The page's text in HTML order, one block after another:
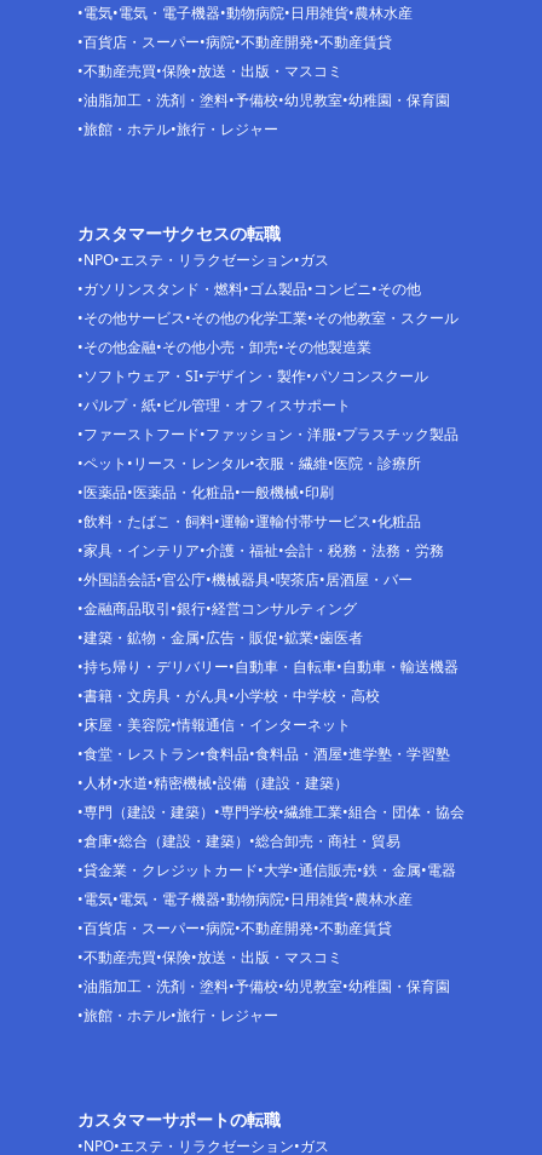
電気 電気・電子機器 動物病院 日用雑貨 農林水産
百貨店・スーパー 病院 不動産開発 不動産賃貸
不動産売買 保険 放送・出版・マスコミ
油脂加工・洗剤・塗料 予備校 幼児教室 幼稚園・保育園
旅館・ホテル 旅行・レジャー
カスタマーサクセスの転職
NPO エステ・リラクゼーション ガス
ガソリンスタンド・燃料 ゴム製品 コンビニ その他
その他サービス その他の化学工業 その他教室・スクール
その他金融 その他小売・卸売 その他製造業
ソフトウェア・SI デザイン・製作 パソコンスクール
パルプ・紙 ビル管理・オフィスサポート
ファーストフード ファッション・洋服 プラスチック製品
ペット リース・レンタル 衣服・繊維 医院・診療所
医薬品 医薬品・化粧品 一般機械 印刷
飲料・たばこ・飼料 運輸 運輸付帯サービス 化粧品
家具・インテリア 介護・福祉 会計・税務・法務・労務
外国語会話 官公庁 機械器具 喫茶店 居酒屋・バー
金融商品取引 銀行 経営コンサルティング
建築・鉱物・金属 広告・販促 鉱業 歯医者
持ち帰り・デリバリー 自動車・自転車 自動車・輸送機器
書籍・文房具・がん具 小学校・中学校・高校
床屋・美容院 情報通信・インターネット
食堂・レストラン 食料品 食料品・酒屋 進学塾・学習塾
人材 水道 精密機械 設備（建設・建築）
専門（建設・建築）
専門学校 繊維工業 組合・団体・協会
倉庫 総合（建設・建築）
総合卸売・商社・貿易
貸金業・クレジットカード 大学 通信販売 鉄・金属 電器
電気 電気・電子機器 動物病院 日用雑貨 農林水産
百貨店・スーパー 病院 不動産開発 不動産賃貸
不動産売買 保険 放送・出版・マスコミ
油脂加工・洗剤・塗料 予備校 幼児教室 幼稚園・保育園
旅館・ホテル 旅行・レジャー
カスタマーサポートの転職
NPO エステ・リラクゼーション ガス